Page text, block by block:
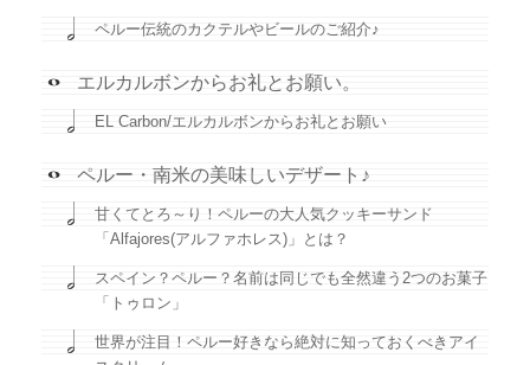
ペルー伝統のカクテルやビールのご紹介♪
エルカルボンからお礼とお願い。
EL Carbon/エルカルボンからお礼とお願い
ペルー・南米の美味しいデザート♪
甘くてとろ～り！ペルーの大人気クッキーサンド
「Alfajores(アルファホレス)」とは？
スペイン？ペルー？名前は同じでも全然違う2つのお菓子
「トゥロン」
世界が注目！ペルー好きなら絶対に知っておくべきアイ